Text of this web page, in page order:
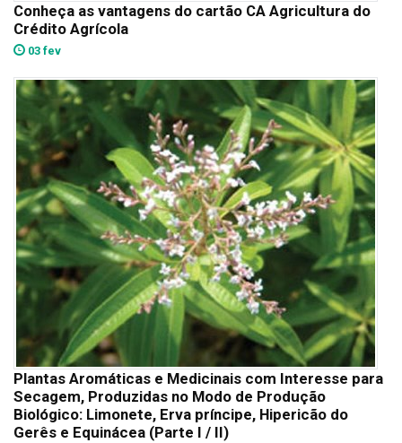
Conheça as vantagens do cartão CA Agricultura do
Crédito Agrícola
03 fev
Plantas Aromáticas e Medicinais com Interesse para
Secagem, Produzidas no Modo de Produção
Biológico: Limonete, Erva príncipe, Hipericão do
Gerês e Equinácea (Parte I / II)